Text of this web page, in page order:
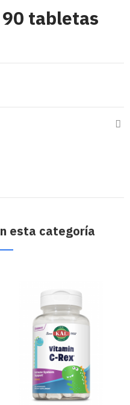
tabletas
esta categoría